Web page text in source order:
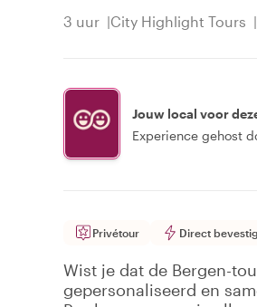
3 uur City Highlight Tours
Jouw local voor
Experience gehost
Privétour Direct
Wist je dat de Bergen-
gepersonaliseerd en